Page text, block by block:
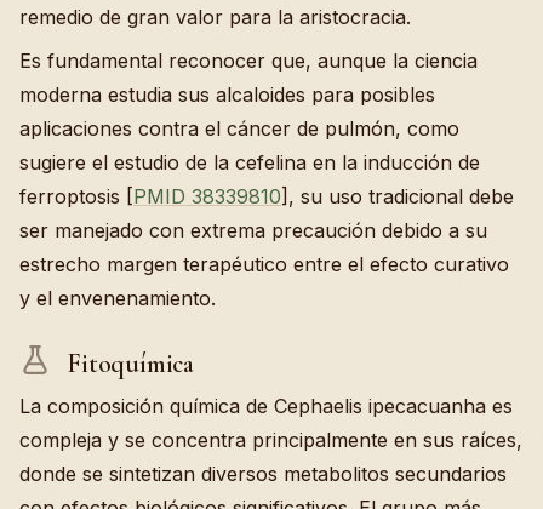
remedio de gran valor para la aristocracia.
Es fundamental reconocer que, aunque la ciencia
moderna estudia sus alcaloides para posibles
aplicaciones contra el cáncer de pulmón, como
sugiere el estudio de la cefelina en la inducción de
ferroptosis [PMID 38339810], su uso tradicional debe
ser manejado con extrema precaución debido a su
estrecho margen terapéutico entre el efecto curativo
y el envenenamiento.
Fitoquímica
La composición química de Cephaelis ipecacuanha es
compleja y se concentra principalmente en sus raíces,
donde se sintetizan diversos metabolitos secundarios